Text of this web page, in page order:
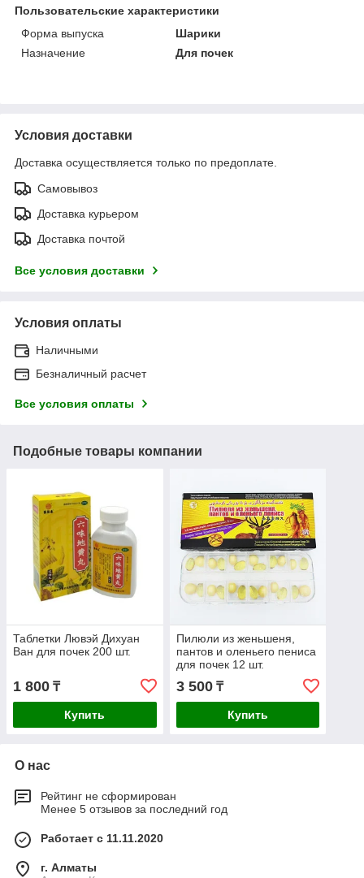
Пользовательские характеристики
Форма выпуска
Шарики
Назначение
Для почек
Условия доставки
Доставка осуществляется только по предоплате.
Самовывоз
Доставка курьером
Доставка почтой
Все условия доставки
Условия оплаты
Наличными
Безналичный расчет
Все условия оплаты
Подобные товары компании
Таблетки Лювэй Дихуан
Ван для почек 200 шт.
1 800 ₸
Купить
Пилюли из женьшеня,
пантов и оленьего пениса
для почек 12 шт.
3 500₸
Купить
О нас
Рейтинг не сформирован
Менее 5 отзывов за последний год
Работает с 11.11.2020
г. Алматы